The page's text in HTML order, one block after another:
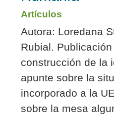
Artículos
Autora: Loredana
Rubial.
construcción de la
apunte sobre la
incorporado a la
sobre la mesa